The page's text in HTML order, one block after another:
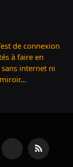
de connexion
à faire en
internet ni
...
TikTok RSS